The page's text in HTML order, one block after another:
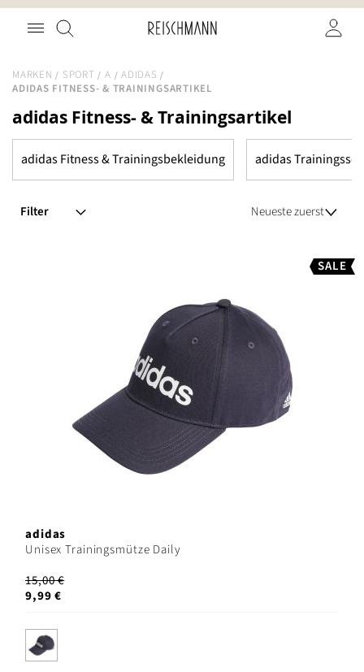
Zum
Inhalt
Suche
MARKEN SPORT A
ADIDAS
ADIDAS FITNESS- & TRAININGSARTIKEL
adidas Fitness- & Trainingsartikel
adidas Fitness & Trainingsbekleidung adidas
SALE
adidas
Unisex Trainingsmütze Daily
15,00 €
9,99 €
Filter